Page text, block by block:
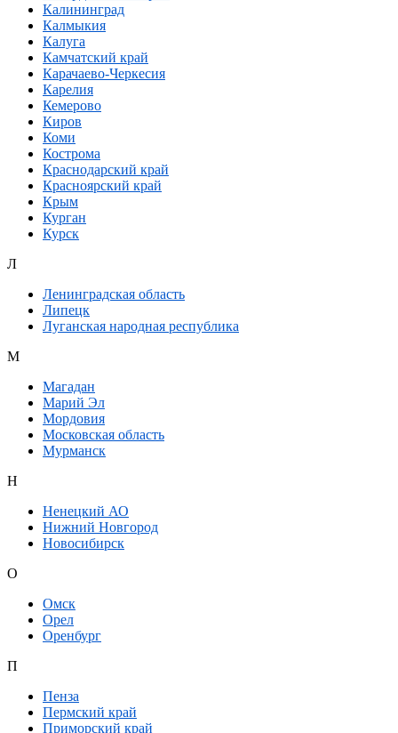
Калининград
Калмыкия
Калуга
Камчатский край
Карачаево-Черкесия
Карелия
Кемерово
Киров
Коми
Кострома
Краснодарский край
Красноярский край
Крым
Курган
Курск
Л
Ленинградская область
Липецк
Луганская народная республика
М
Магадан
Марий Эл
Мордовия
Московская область
Мурманск
Н
Ненецкий АО
Нижний Новгород
Новосибирск
О
Омск
Орел
Оренбург
П
Пенза
Пермский край
Приморский край